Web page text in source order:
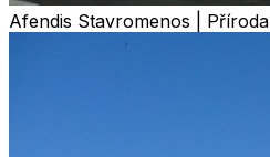
Afendis Stavromenos | Příroda